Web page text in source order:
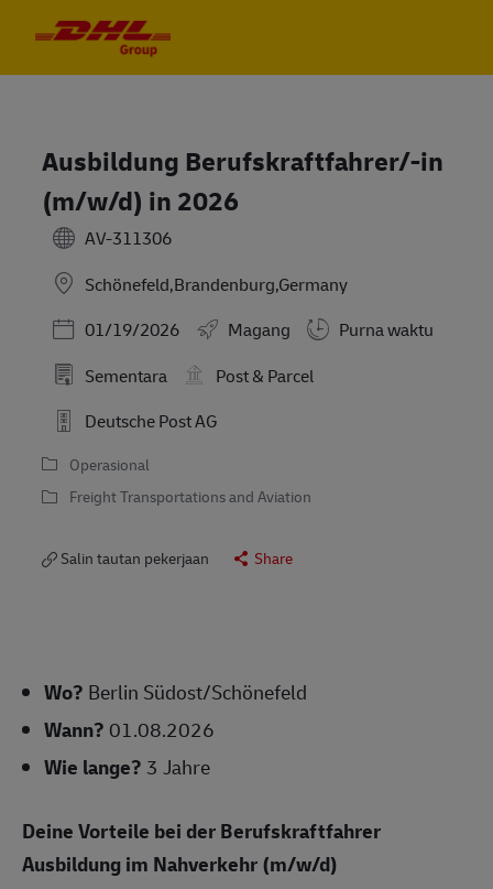
Ausbildung Berufskraftfahrer/-in
(m/w/d) in 2026
AV-311306
Schönefeld,Brandenburg,Germany
Posted Date
01/19/2026 Magang
Purna waktu
Sementara
Post & Parcel
Deutsche Post AG
Operasional
Freight Transportations and Aviation
Salin tautan pekerjaan Share
Wo? Berlin Südost/Schönefeld
Wann? 01.08.2026
Wie lange? 3 Jahre
Deine Vorteile bei der Berufskraftfahrer
Ausbildung im Nahverkehr (m/w/d)